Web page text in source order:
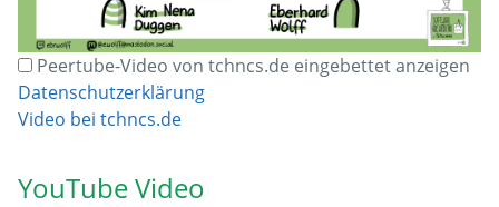
Peertube-Video von tchncs.de eingebettet anzeigen
Datenschutzerklärung
Video bei tchncs.de
YouTube Video